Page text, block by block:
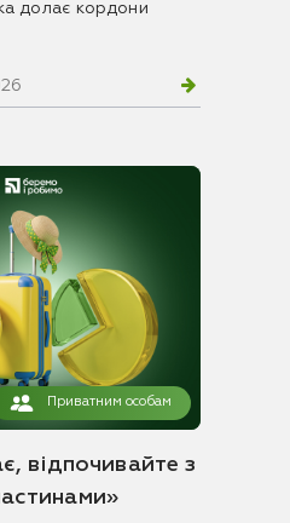
долає кордони
Приватним особам
відпочивайте з